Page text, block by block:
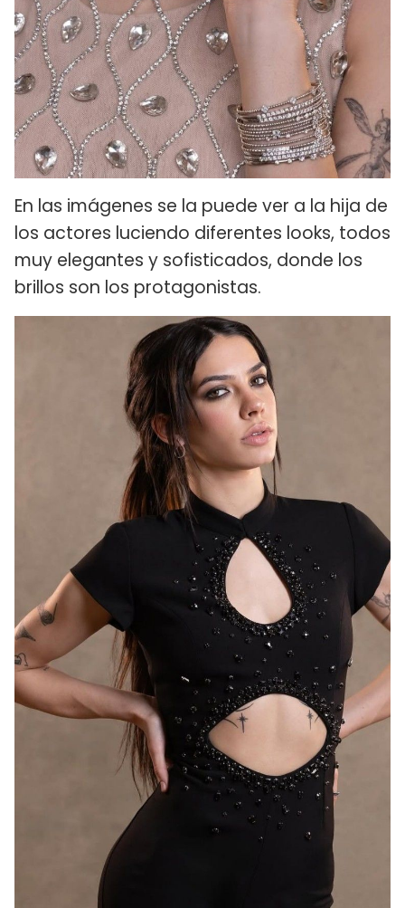
En las imágenes se la puede ver a la hija de
los actores luciendo diferentes looks, todos
muy elegantes y sofisticados, donde los
brillos son los protagonistas.